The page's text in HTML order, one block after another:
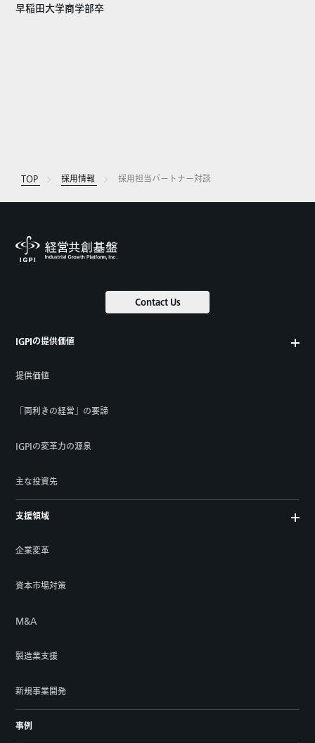
早稲田大学商学部卒
TOP 採用情報 採用担当パートナー対談
Contact Us
IGPIの提供価値
提供価値
「両利きの経営」の要諦
IGPIの変革力の源泉
主な投資先
支援領域
企業変革
資本市場対策
M&A
製造業支援
新規事業開発
事例